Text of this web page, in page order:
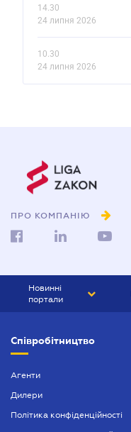
14.30
24 липня 2026
10.30
24 липня 2026
ПРО КОМПАНІЮ
Новинні
портали
БІЗНЕС
Співробітництво
Агенти
Дилери
Політика конфіденційності